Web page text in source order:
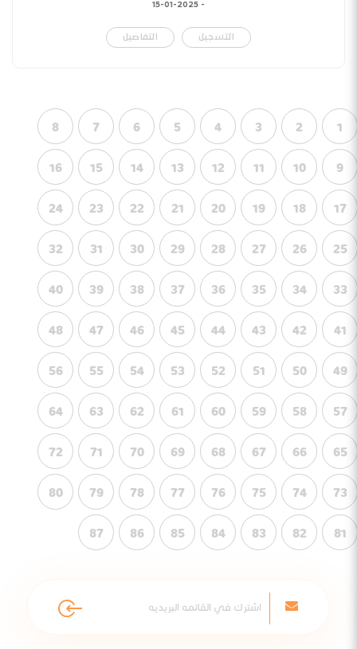
-
15-01-2025
التسجيل التفاصيل
1
2
3
4
5
6
7
8
9
10
11
12
13
14
15
16
17
18
19
20
21
22
23
24
25
26
27
28
29
30
31
32
33
34
35
36
37
38
39
40
41
42
43
44
45
46
47
48
49
50
51
52
53
54
55
56
57
58
59
60
61
62
63
64
65
66
67
68
69
70
71
72
73
74
75
76
77
78
79
80
81
82
83
84
85
86
87